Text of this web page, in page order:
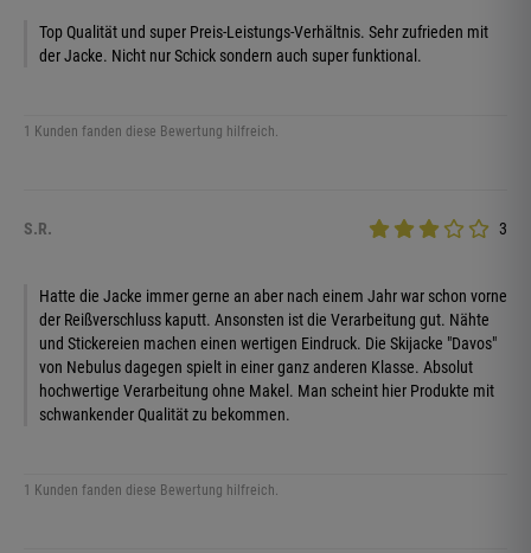
Top Qualität und super Preis-Leistungs-Verhältnis. Sehr zufrieden mit
der Jacke. Nicht nur Schick sondern auch super funktional.
1 Kunden fanden diese Bewertung hilfreich.
S.R. 3
Hatte die Jacke immer gerne an aber nach einem Jahr war schon vorne
der Reißverschluss kaputt. Ansonsten ist die Verarbeitung gut. Nähte
und Stickereien machen einen wertigen Eindruck. Die Skijacke "Davos"
von Nebulus dagegen spielt in einer ganz anderen Klasse. Absolut
hochwertige Verarbeitung ohne Makel. Man scheint hier Produkte mit
schwankender Qualität zu bekommen.
1 Kunden fanden diese Bewertung hilfreich.